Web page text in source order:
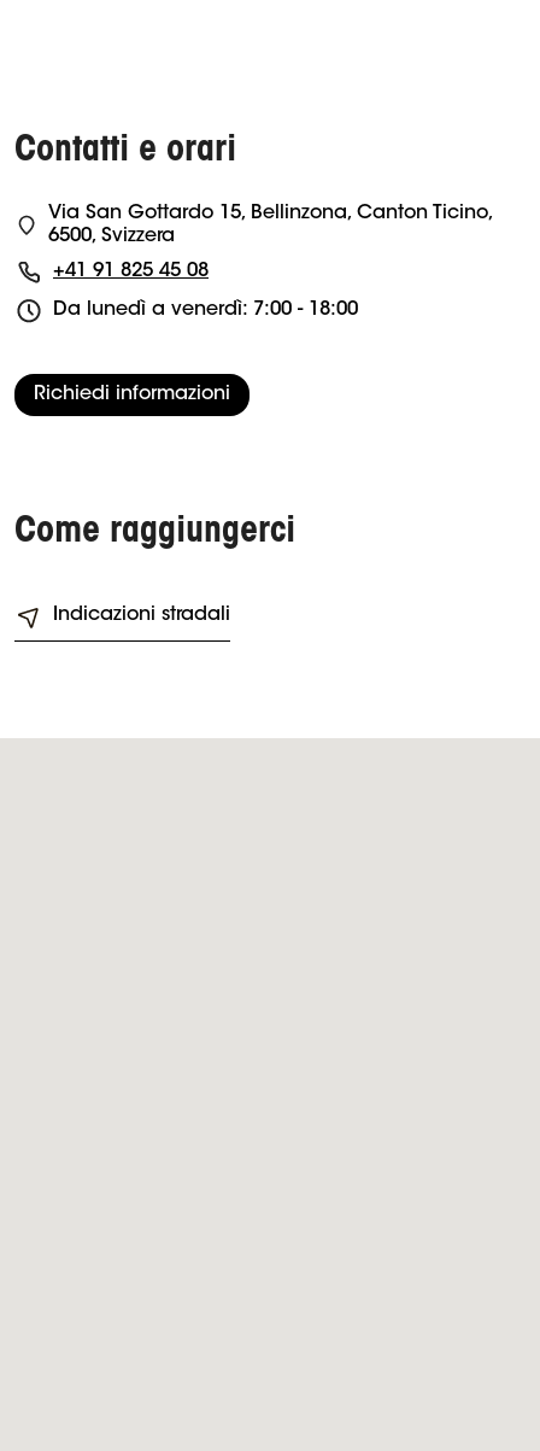
Contatti e orari
Via San Gottardo 15, Bellinzona, Canton Ticino,
6500, Svizzera
+41 91 825 45 08
Da lunedì a venerdì: 7:00 - 18:00
Richiedi informazioni
Come raggiungerci
Indicazioni stradali